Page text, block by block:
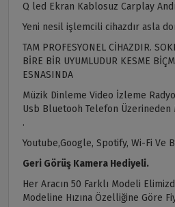
Q led Ekran Kablosuz Carplay
Yeni nesil işlemcili cihazdır asla
TAM PROFESYONEL CİHAZDIR.
BİRE BİR UYUMLUDUR KESME
ESNASINDA
Müzik Dinleme Video İzleme
Usb Bluetooh Telefon Üzerineden
.
Youtube,Google, Spotify, Wi-Fi Ve
Geri Görüş Kamera Hediyeli.
Her Aracın 50 Farklı Modeli
Modeline Hızına Özelliğine Göre